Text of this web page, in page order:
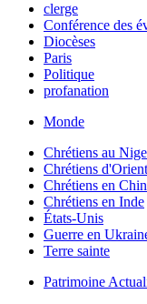
clerge
Conférence des
Diocèses
Paris
Politique
profanation
Monde
Chrétiens au
Chrétiens d'Orient
Chrétiens en
Chrétiens en Inde
États-Unis
Guerre en
Terre sainte
Patrimoine